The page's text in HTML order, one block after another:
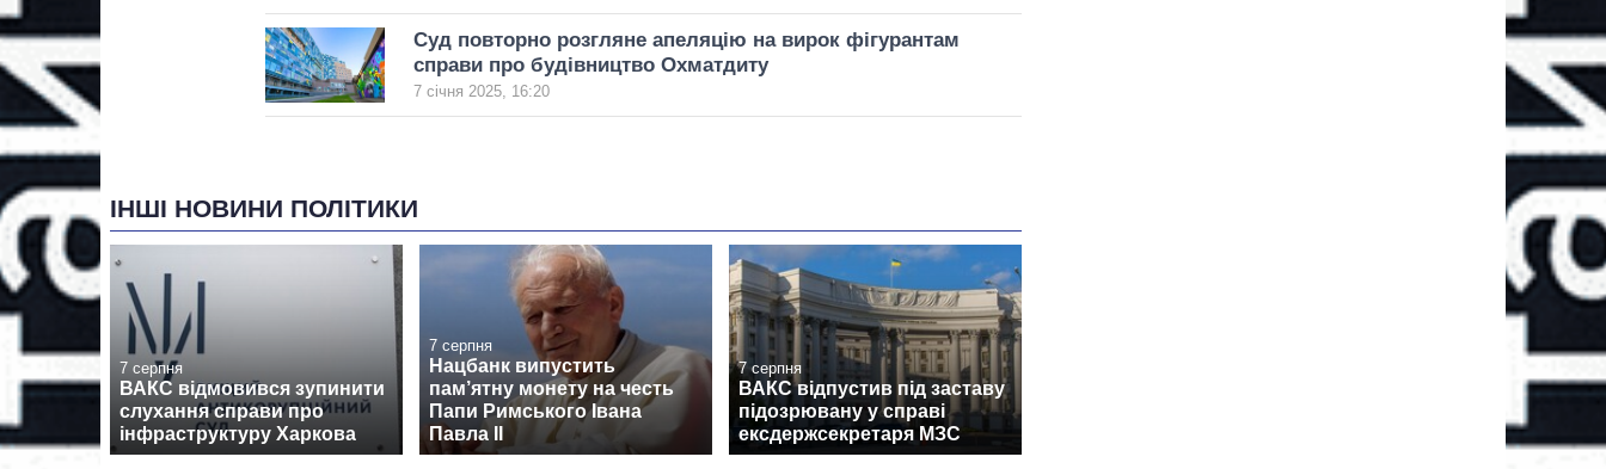
Суд повторно розгляне апеляцію на вирок фігурантам
справи про будівництво Охматдиту
7 січня 2025, 16:20
ІНШІ НОВИНИ ПОЛІТИКИ
7 серпня
ВАКС відмовився зупинити
слухання справи про
інфраструктуру Харкова
7 серпня
Нацбанк випустить
пам’ятну монету на честь
Папи Римського Івана
Павла II
7 серпня
ВАКС відпустив під заставу
підозрювану у справі
ексдержсекретаря МЗС